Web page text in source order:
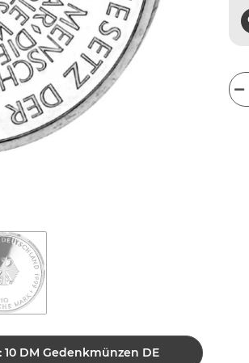
DM Gedenkmünzen DE